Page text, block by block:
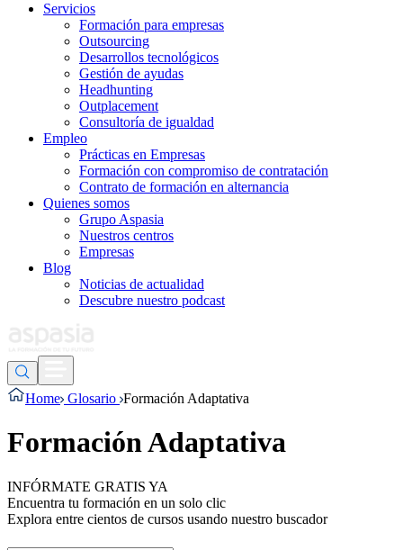
Servicios
Formación para empresas
Outsourcing
Desarrollos tecnológicos
Gestión de ayudas
Headhunting
Outplacement
Consultoría de igualdad
Empleo
Prácticas en Empresas
Formación con compromiso de contratación
Contrato de formación en alternancia
Quienes somos
Grupo Aspasia
Nuestros centros
Empresas
Blog
Noticias de actualidad
Descubre nuestro podcast
Home Glosario Formación Adaptativa
Formación Adaptativa
INFÓRMATE GRATIS YA
Encuentra tu formación en un solo clic
Explora entre cientos de cursos usando nuestro buscador